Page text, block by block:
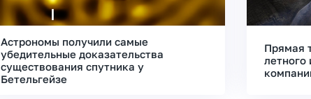
Астрономы получили самые
убедительные доказательства
существования спутника у
Бетельгейзе
Прямая
летного